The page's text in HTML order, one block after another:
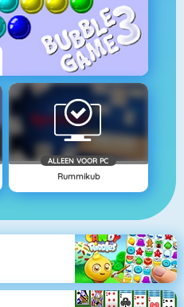
ALLEEN VOOR PC
Rummikub